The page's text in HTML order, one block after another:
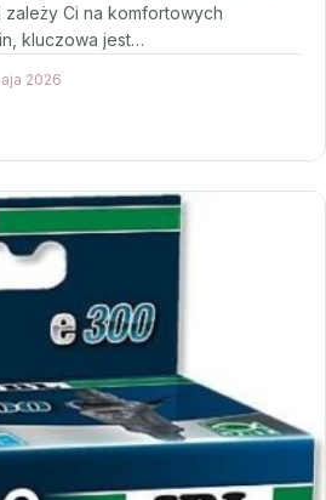
Ci na komfortowych
kluczowa jest…
2026